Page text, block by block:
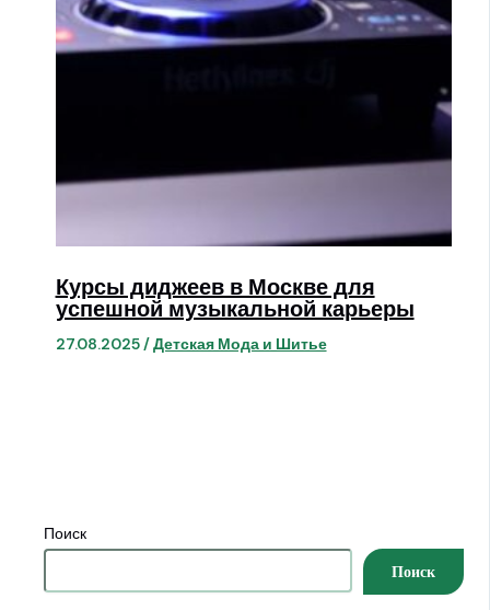
Поиск
Поиск
Курсы диджеев в Москве для
успешной музыкальной карьеры
27.08.2025/Детская Мода и Шитье